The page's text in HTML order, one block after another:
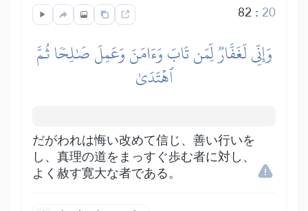
82 : 20
وَإِنِّي لَغَفَّارٞ لِّمَن تَابَ وَءَامَنَ وَعَمِلَ صَٰلِحٗا ثُمَّ
ٱهۡتَدَىٰ
だがわれは悔い改めて信じ、善い行いを
し、真理の道をまっすぐ歩む者に対し、
よく赦す寛大な者である。